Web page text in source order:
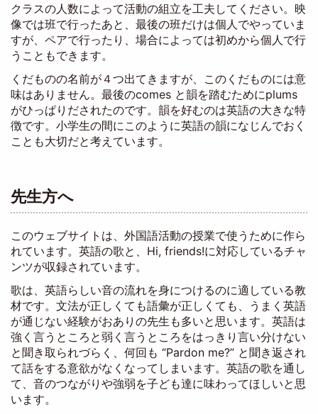
クラスの人数によって活動の組立を工夫してください。映
像では班で行ったあと、最後の班だけは個人でやっていま
すが、ペアで行ったり、場合によっては初めから個人で行
うこともできます。
くだものの名前が４つ出てきますが、このくだものには意
味はありません。最後のcomes と韻を踏むためにplums
がひっぱりだされたのです。韻を好むのは英語の大きな特
徴です。小学生の間にこのように英語の韻になじんでおく
ことも大切だと考えています。
先生方へ
このウェブサイトは、外国語活動の授業で使うために作ら
れています。英語の歌と、Hi, friends!に対応しているチャ
ンツが収録されています。
歌は、英語らしい音の流れを身につけるのに適している教
材です。文法が正しくても語彙が正しくても、うまく英語
が通じない経験がおありの先生も多いと思います。英語は
強く言うところと弱く言うところをはっきり言い分けない
と聞き取られづらく、何回も “Pardon me?” と聞き返され
て話をする意欲がなくなってしまいます。英語の歌を通し
て、音のつながりや強弱を子ども達に味わってほしいと思
います。